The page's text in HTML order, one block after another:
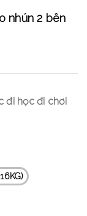
nhún 2 bên
đi học đi chơi